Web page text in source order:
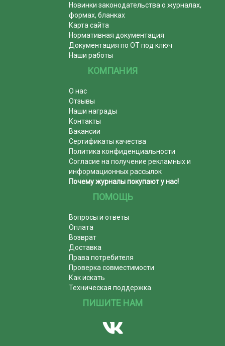
Новинки законодательства о журналах,
формах, бланках
Карта сайта
Нормативная документация
Документация по ОТ под ключ
Наши работы
КОМПАНИЯ
О нас
Отзывы
Наши награды
Контакты
Вакансии
Сертификаты качества
Политика конфиденциальности
Согласие на получение рекламных и
информационных рассылок
Почему журналы покупают у нас!
ПОМОЩЬ
Вопросы и ответы
Оплата
Возврат
Доставка
Права потребителя
Проверка совместимости
Как искать
Техническая поддержка
ПИШИТЕ НАМ